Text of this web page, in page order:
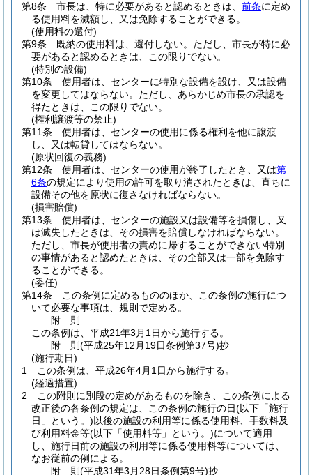
第8条
市長は、特に必要があると認めるときは、 前条に定め
る使用料を減額し、又は免除することができる。
(使用料の還付)
第9条
既納の使用料は、還付しない。 ただし、市長が特に必
要があると認めるときは、この限りでない。
(特別の設備)
第10条
使用者は、センターに特別な設備を設け、又は設備
を変更してはならない。 ただし、あらかじめ市長の承認を
得たときは、この限りでない。
(権利譲渡等の禁止)
第11条
使用者は、センターの使用に係る権利を他に譲渡
し、又は転貸してはならない。
(原状回復の義務)
第12条
使用者は、センターの使用が終了したとき、又は第
6条の規定により使用の許可を取り消されたときは、直ちに
設備その他を原状に復さなければならない。
(損害賠償)
第13条
使用者は、センターの施設又は設備等を損傷し、又
は滅失したときは、その損害を賠償しなければならない。
ただし、市長が使用者の責めに帰することができない特別
の事情があると認めたときは、その全部又は一部を免除す
ることができる。
(委任)
第14条
この条例に定めるもののほか、この条例の施行につ
いて必要な事項は、規則で定める。
附 則
この条例は、平成21年3月1日から施行する。
附 則(平成25年12月19日条例第37号)抄
(施行期日)
1
この条例は、平成26年4月1日から施行する。
(経過措置)
2
この附則に別段の定めがあるものを除き、この条例による
改正後の各条例の規定は、この条例の施行の日(以下「施行
日」という。)以後の施設の利用等に係る使用料、手数料及
び利用料金等(以下「使用料等」という。)について適用
し、施行日前の施設の利用等に係る使用料等については、
なお従前の例による。
附 則(平成31年3月28日条例第9号)抄